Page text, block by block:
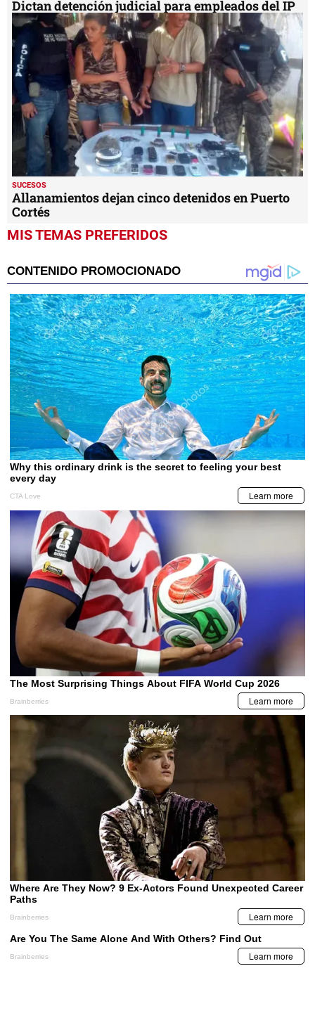
Dictan detención judicial para empleados del IP
SUCESOS
Allanamientos dejan cinco detenidos en Puerto
Cortés
MIS TEMAS PREFERIDOS